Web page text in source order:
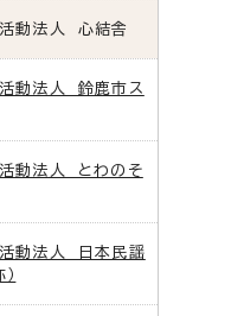
動法人 心結舎
動法人 鈴鹿市ス
動法人 とわのそ
動法人 日本民謡